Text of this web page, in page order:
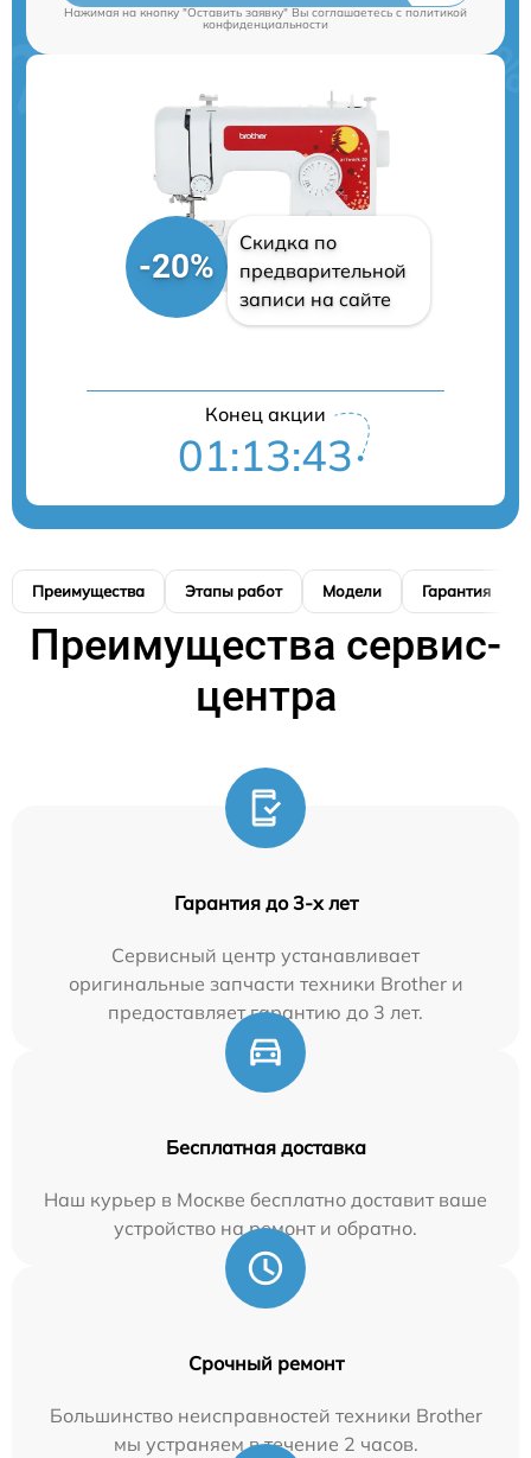
Нажимая на кнопку "Оставить заявку" Вы соглашаетесь cполитикой
конфиденциальности
-20%
Скидка по
предварительной
записи на сайте
Конец акции
01:13:42
Преимущества Этапы работ Модели Гарантия
Преимущества сервис-
центра
Гарантия до 3-х лет
Сервисный центр устанавливает
оригинальные запчасти техники Brother и
предоставляет гарантию до 3 лет.
Бесплатная доставка
Наш курьер в Москве бесплатно доставит ваше
устройство на ремонт и обратно.
Срочный ремонт
Большинство неисправностей техники Brother
мы устраняем в течение 2 часов.